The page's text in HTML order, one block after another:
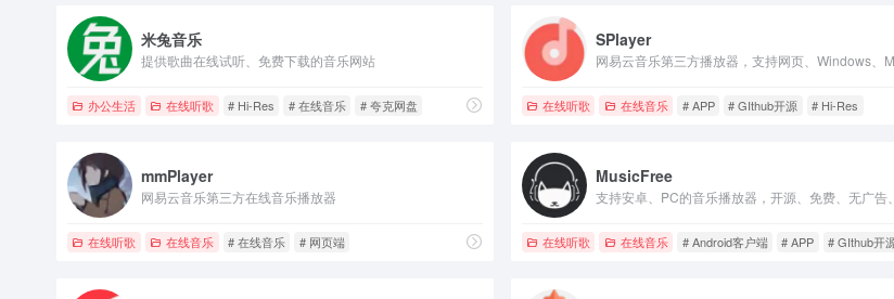
米兔音乐
提供歌曲在线试听、免费下载的音乐网站
办公生活 在线听歌 # Hi-Res # 在线音乐 # 夸克网盘
SPlayer
在线听歌 在线音乐 # APP # GIthub开源 # Hi-Res
mmPlayer
网易云音乐第三方在线音乐播放器
在线听歌 在线音乐 # 在线音乐 # 网页端
MusicFree
在线听歌 在线音乐 # Android客户端 # APP # GIthub开